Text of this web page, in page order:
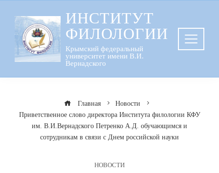
содержанию
ИНСТИТУТ
ФИЛОЛОГИИ
Крымский федеральный
университет имени В.И.
Вернадского
Главная
Новости
Приветственное слово директора Института филологии КФУ
им. В.И.Вернадского Петренко А.Д. обучающимся и
сотрудникам в связи с Днем российской науки
НОВОСТИ